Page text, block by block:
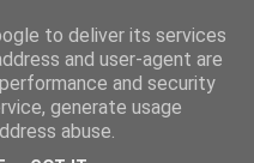
to deliver its services
and user-agent are
and security
generate usage
abuse.